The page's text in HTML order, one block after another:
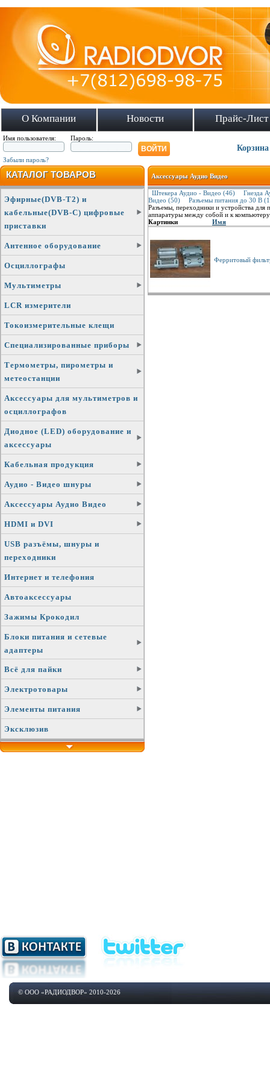
О Компании Новости Прайс-Лист
Имя пользователя: Пароль:
Забыли пароль?
Корзина
КАТАЛОГ ТОВАРОВ
Эфирные(DVB-T2) и
кабельные(DVB-C) цифровые
приставки
Антенное оборудование
Осциллографы
Мультиметры
LCR измерители
Токоизмерительные клещи
Специализированные приборы
Термометры, пирометры и
метеостанции
Аксессуары для мультиметров и
осциллографов
Диодное (LED) оборудование и
аксессуары
Кабельная продукция
Аудио - Видео шнуры
Аксессуары Аудио Видео
HDMI и DVI
USB разъёмы, шнуры и
переходники
Интернет и телефония
Автоаксессуары
Зажимы Крокодил
Блоки питания и сетевые
адаптеры
Всё для пайки
Электротовары
Элементы питания
Эксклюзив
Аксессуары Аудио Видео
Штекера Аудио - Видео (46)
Гнезда
Видео (50)
Разъемы питания до 30 В
Разъемы, переходники и устройства для
аппаратуры между собой и к компьютеру
Картинки
Имя
Ферритовый
© ООО «РАДИОДВОР» 2010-2026